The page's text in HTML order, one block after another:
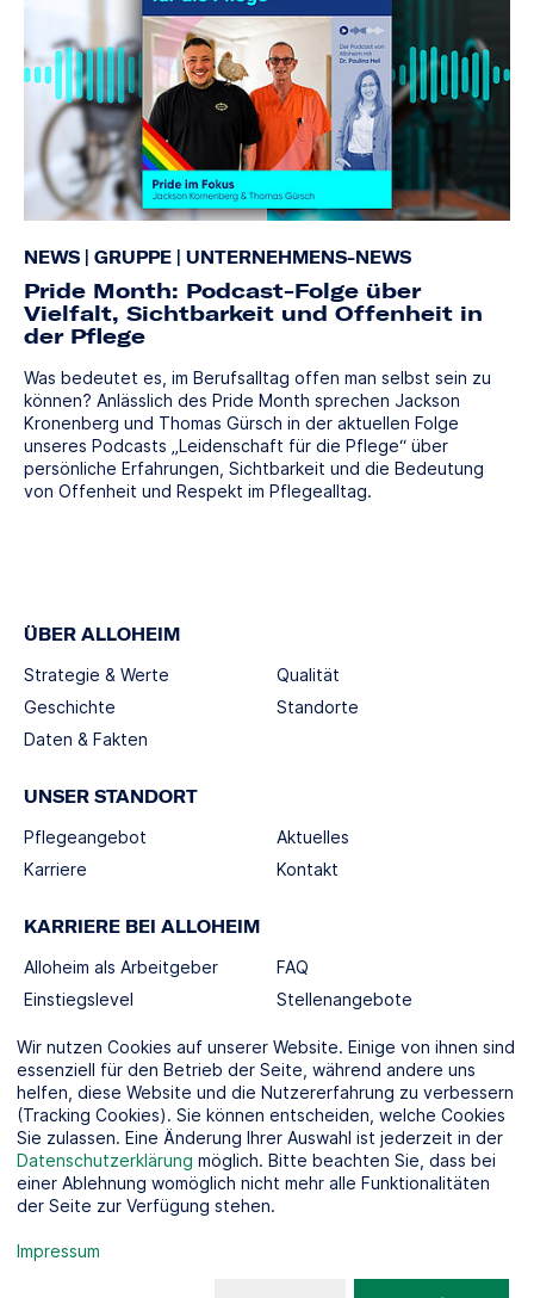
NEWS GRUPPE UNTERNEHMENS-NEWS
Pride Month: Podcast-Folge über
Vielfalt, Sichtbarkeit und Offenheit in
der Pflege
Was bedeutet es, im Berufsalltag offen man selbst sein zu
können? Anlässlich des Pride Month sprechen Jackson
Kronenberg und Thomas Gürsch in der aktuellen Folge
unseres Podcasts „Leidenschaft für die Pflege“ über
persönliche Erfahrungen, Sichtbarkeit und die Bedeutung
von Offenheit und Respekt im Pflegealltag.
ÜBER ALLOHEIM
Strategie & Werte
Geschichte
Daten & Fakten
Qualität
Standorte
UNSER STANDORT
Pflegeangebot
Karriere
Aktuelles
Kontakt
KARRIERE BEI ALLOHEIM
Alloheim als Arbeitgeber
Einstiegslevel
FAQ
Stellenangebote
SOCIAL MEDIA
KOOPERATIONSPARTNER
Wir nutzen Cookies auf unserer Website. Einige von ihnen sind
essenziell für den Betrieb der Seite, während andere uns
helfen, diese Website und die Nutzererfahrung zu verbessern
(Tracking Cookies). Sie können entscheiden, welche Cookies
Sie zulassen. Eine Änderung Ihrer Auswahl ist jederzeit in der
Datenschutzerklärung möglich. Bitte beachten Sie, dass bei
einer Ablehnung womöglich nicht mehr alle Funktionalitäten
der Seite zur Verfügung stehen.
Impressum